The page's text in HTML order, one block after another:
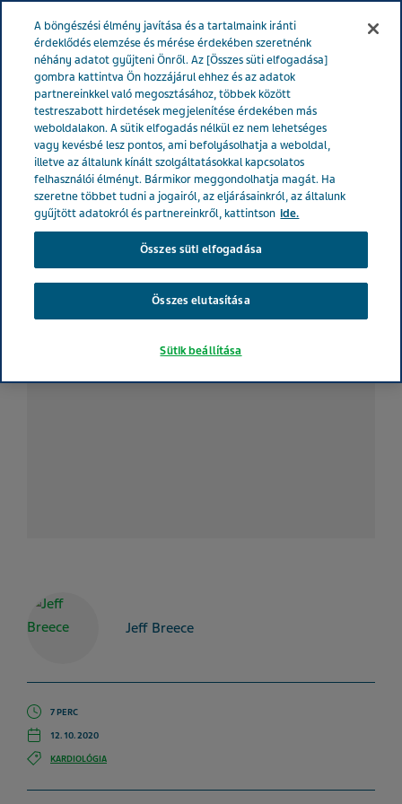
Túlélni egy szívinfarktust és
megtanulni újra élni
Betegtörténetek
Kardiológia
Jeff Breece
7 PERC
12. 10. 2020
KARDIOLÓGIA
A böngészési élmény javítása és a tartalmaink iránti
érdeklődés elemzése és mérése érdekében szeretnénk
néhány adatot gyűjteni Önről. Az [Összes süti elfogadása]
gombra kattintva Ön hozzájárul ehhez és az adatok
partnereinkkel való megosztásához, többek között
testreszabott hirdetések megjelenítése érdekében más
weboldalakon. A sütik elfogadás nélkül ez nem lehetséges
vagy kevésbé lesz pontos, ami befolyásolhatja a weboldal,
illetve az általunk kínált szolgáltatásokkal kapcsolatos
felhasználói élményt. Bármikor meggondolhatja magát. Ha
szeretne többet tudni a jogairól, az eljárásainkról, az általunk
gyűjtött adatokról és partnereinkről, kattintson ide.
Összes süti elfogadása
Összes elutasítása
Sütik beállítása